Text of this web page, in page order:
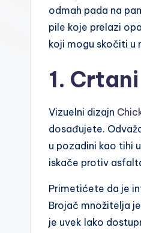
odmah pada na
pile koje prelazi
koji mogu skočiti u
1.
Vizuelni dizajn
dosađujete.
u pozadini kao tihi
iskače protiv
Primetićete da je
Brojač množitelja
je uvek lako